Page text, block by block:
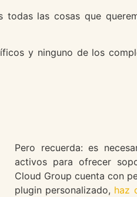
las cosas que
y ninguno de los
Pero recuerda: es
activos para ofrecer
Cloud Group cuenta con
plugin personalizado, haz